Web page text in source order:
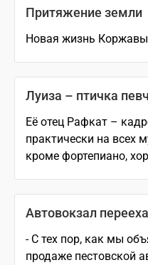
Притяжение земли
Новая жизнь Коржавы
Луиза – птичка
Её отец Рафкат –
практически на всех
кроме фортепиано,
Автовокзал
- С тех пор, как мы
продаже пестовской